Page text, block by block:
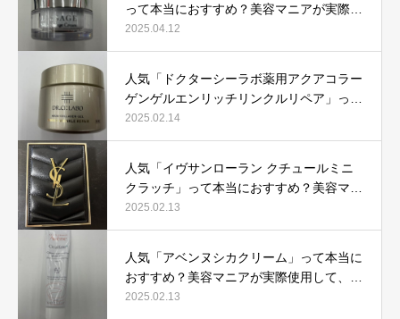
って本当におすすめ？美容マニアが実際使
用して口コミを検証！
2025.04.12
人気「ドクターシーラボ薬用アクアコラー
ゲンゲルエンリッチリンクルリペア」って
本当におすすめ？美容マニアが実際使用し
て口コミを検証
2025.02.14
人気「イヴサンローラン クチュールミニ
クラッチ」って本当におすすめ？美容マニ
アが実際使用して口コミを検証！
2025.02.13
人気「アベンヌシカクリーム」って本当に
おすすめ？美容マニアが実際使用して、口
コミを検証！
2025.02.13